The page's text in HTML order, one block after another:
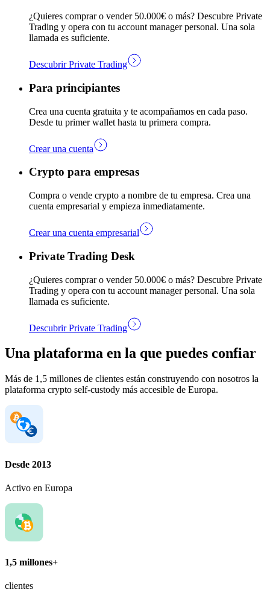
¿Quieres comprar o vender 50.000€ o más? Descubre Private
Trading y opera con tu account manager personal. Una sola
llamada es suficiente.
Descubrir Private Trading
Para principiantes
Crea una cuenta gratuita y te acompañamos en cada paso.
Desde tu primer wallet hasta tu primera compra.
Crear una cuenta
Crypto para empresas
Compra o vende crypto a nombre de tu empresa. Crea una
cuenta empresarial y empieza inmediatamente.
Crear una cuenta empresarial
Private Trading Desk
¿Quieres comprar o vender 50.000€ o más? Descubre Private
Trading y opera con tu account manager personal. Una sola
llamada es suficiente.
Descubrir Private Trading
Una plataforma en la que puedes confiar
Más de 1,5 millones de clientes están construyendo con nosotros la
plataforma crypto self-custody más accesible de Europa.
Desde 2013
Activo en Europa
1,5 millones+
clientes